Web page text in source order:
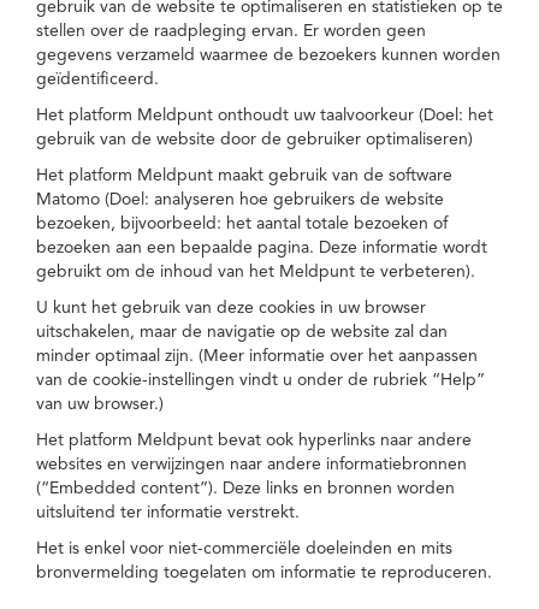
gebruik van de website te optimaliseren en statistieken op te
stellen over de raadpleging ervan. Er worden geen
gegevens verzameld waarmee de bezoekers kunnen worden
geïdentificeerd.
Het platform Meldpunt onthoudt uw taalvoorkeur (Doel: het
gebruik van de website door de gebruiker optimaliseren)
Het platform Meldpunt maakt gebruik van de software
Matomo (Doel: analyseren hoe gebruikers de website
bezoeken, bijvoorbeeld: het aantal totale bezoeken of
bezoeken aan een bepaalde pagina. Deze informatie wordt
gebruikt om de inhoud van het Meldpunt te verbeteren).
U kunt het gebruik van deze cookies in uw browser
uitschakelen, maar de navigatie op de website zal dan
minder optimaal zijn. (Meer informatie over het aanpassen
van de cookie-instellingen vindt u onder de rubriek “Help”
van uw browser.)
Het platform Meldpunt bevat ook hyperlinks naar andere
websites en verwijzingen naar andere informatiebronnen
(“Embedded content”). Deze links en bronnen worden
uitsluitend ter informatie verstrekt.
Het is enkel voor niet-commerciële doeleinden en mits
bronvermelding toegelaten om informatie te reproduceren.